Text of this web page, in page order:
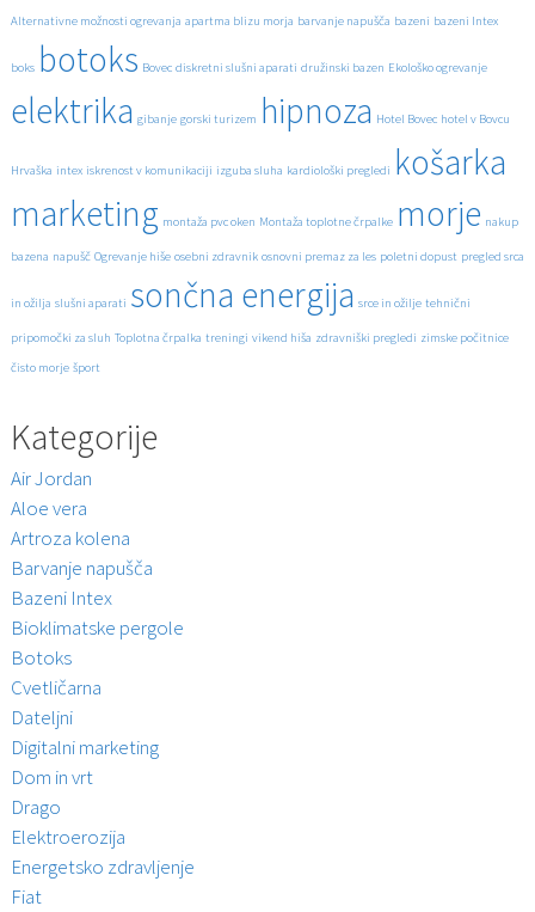
Alternativne možnosti ogrevanja apartma blizu morja barvanje napušča bazeni bazeni Intex
boks botoks Bovec diskretni slušni aparati družinski bazen Ekološko ogrevanje
elektrika gibanje gorski turizem hipnoza Hotel Bovec hotel v Bovcu
Hrvaška intex iskrenost v komunikaciji izguba sluha kardiološki pregledi košarka
marketing montaža pvc oken Montaža toplotne črpalke morje nakup
bazena napušč Ogrevanje hiše osebni zdravnik osnovni premaz za les poletni dopust pregled srca
in ožilja slušni aparati sončna energija srce in ožilje tehnični
pripomočki za sluh Toplotna črpalka treningi vikend hiša zdravniški pregledi zimske počitnice
čisto morje šport
Kategorije
Air Jordan
Aloe vera
Artroza kolena
Barvanje napušča
Bazeni Intex
Bioklimatske pergole
Botoks
Cvetličarna
Dateljni
Digitalni marketing
Dom in vrt
Drago
Elektroerozija
Energetsko zdravljenje
Fiat